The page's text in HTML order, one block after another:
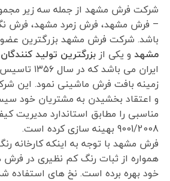
شرکت فرش مشهد از جمله سه زیر
– فرش مشهد، فرش زمرد مشهد، فرش
باشد. شرکت فرش مشهد بزرگترین عضو
مشهدو یکی از بزرگترین تولید
ایران می
زمینه بافت فرش ماشینی نمود. این
و اعتقاد بخشیدن به مشتریان خود
9001/2008 بهینه سازی کرده است.
فرش مشهد با توجه به اینکه کارخانه
همواره از ثبات رنگ کم نظیری در
خود بهره برده است. نخ های